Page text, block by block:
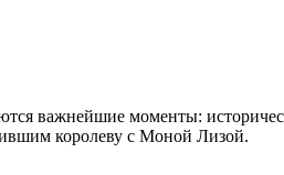
важнейшие моменты:
королеву с Моной Лизой.